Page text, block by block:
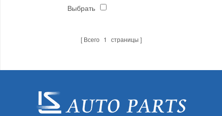
Выбрать
Всего 1 страницы